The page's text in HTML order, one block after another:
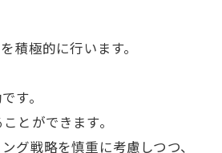
積極的に行います。
す。
とができます。
グ戦略を慎重に考慮しつつ、